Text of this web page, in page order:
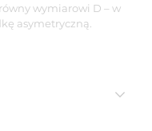
wymiarowi D – w
asymetryczną.